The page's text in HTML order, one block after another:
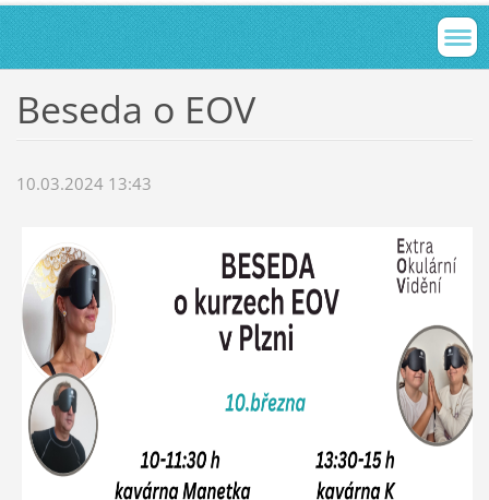
Beseda o EOV
10.03.2024 13:43